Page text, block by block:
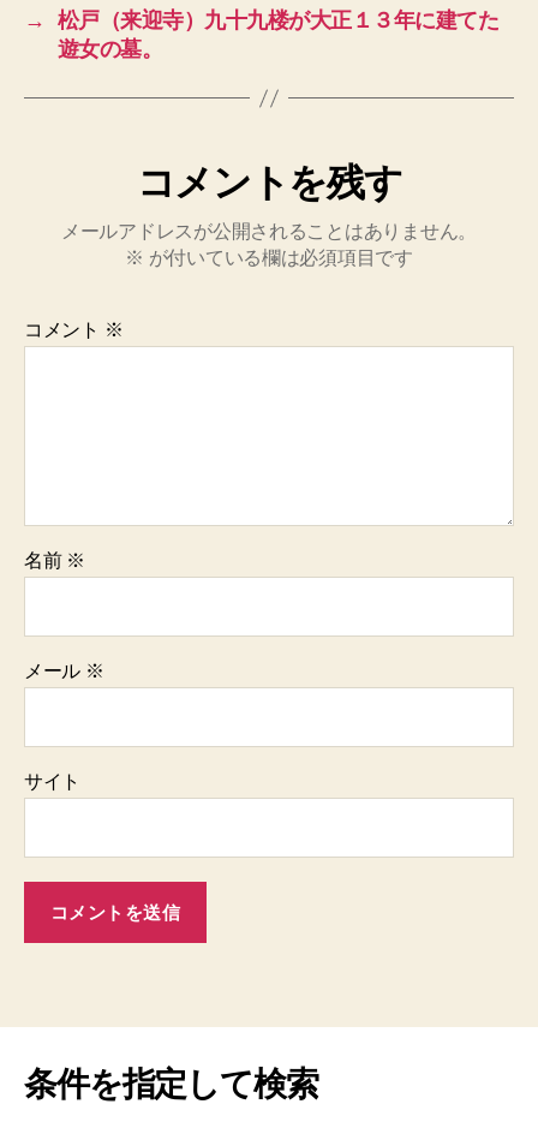
→
松戸（来迎寺）九十九楼が大正１３年に建てた
遊女の墓。
コメントを残す
メールアドレスが公開されることはありません。
※ が付いている欄は必須項目です
コメント ※
名前 ※
メール ※
サイト
条件を指定して検索